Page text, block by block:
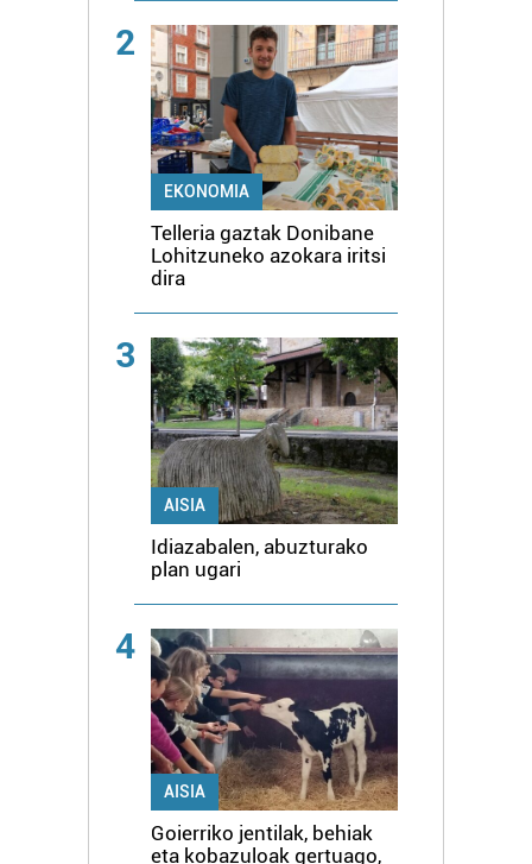
2
EKONOMIA
Telleria gaztak Donibane
Lohitzuneko azokara iritsi
dira
3
AISIA
Idiazabalen, abuzturako
plan ugari
4
AISIA
Goierriko jentilak, behiak
eta kobazuloak gertuago,